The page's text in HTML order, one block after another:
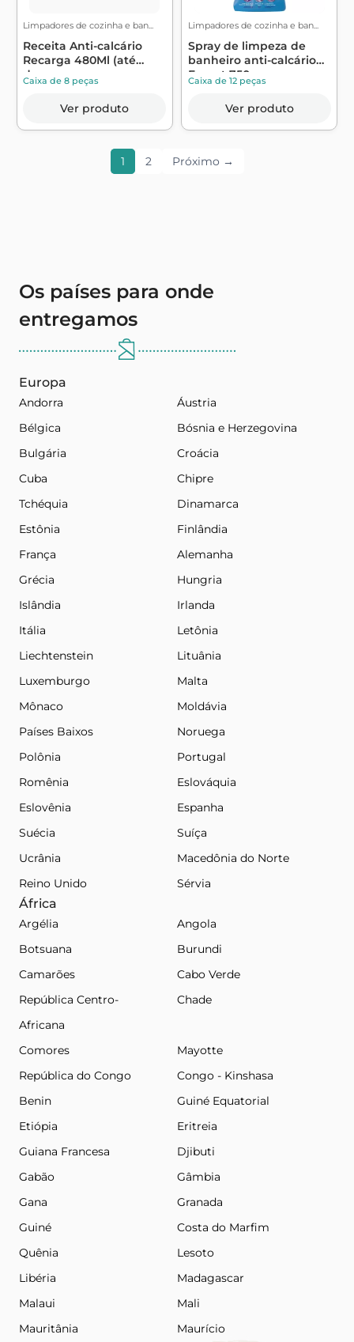
Limpadores de cozinha e ban...
Receita Anti-calcário
Recarga 480Ml (até
durarem os e...
Caixa de 8 peças
Ver produto
Limpadores de cozinha e ban...
Spray de limpeza de
banheiro anti-calcário
Expert 750...
Caixa de 12 peças
Ver produto
1 2 Próximo →
Os países para onde
entregamos
Europa
Andorra
Áustria
Bélgica
Bósnia e Herzegovina
Bulgária
Croácia
Cuba
Chipre
Tchéquia
Dinamarca
Estônia
Finlândia
França
Alemanha
Grécia
Hungria
Islândia
Irlanda
Itália
Letônia
Liechtenstein
Lituânia
Luxemburgo
Malta
Mônaco
Moldávia
Países Baixos
Noruega
Polônia
Portugal
Romênia
Eslováquia
Eslovênia
Espanha
Suécia
Suíça
Ucrânia
Macedônia do Norte
Reino Unido
Sérvia
África
Argélia
Angola
Botsuana
Burundi
Camarões
Cabo Verde
República Centro-
Africana
Chade
Comores
Mayotte
República do Congo
Congo - Kinshasa
Benin
Guiné Equatorial
Etiópia
Eritreia
Guiana Francesa
Djibuti
Gabão
Gâmbia
Gana
Granada
Guiné
Costa do Marfim
Quênia
Lesoto
Libéria
Madagascar
Malaui
Mali
Mauritânia
Maurício